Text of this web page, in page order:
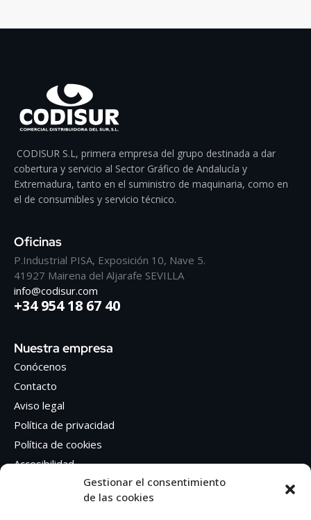
Gestionar el consentimiento
de las cookies
CODISUR S.L, primera empresa del grupo destinada a dar
cobertura y servicio al Sector Gráfico de Andalucía y
Extremadura, tanto en el suministro de maquinaria, como en
el de consumibles y servicio técnico.
Oficinas
P.Industrial PISA, Exposición 10, Nave 5.
41927 Mairena del Aljarafe SEVILLA
info@codisur.com
+34 954 18 67 40
Nuestra empresa
Conócenos
Contacto
Aviso legal
Política de privacidad
Política de cookies
Accesibilidad
Síguenos en Redes sociales